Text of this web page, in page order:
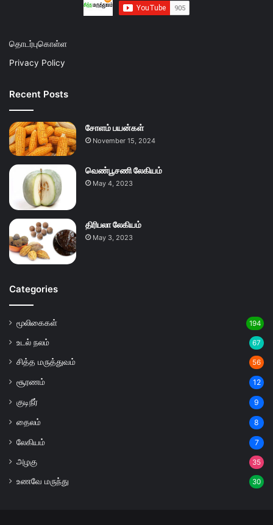
தொடர்புகொள்ள
Privacy Policy
Recent Posts
சோளம் பயன்கள்
November 15, 2024
வெண்பூசணி லேகியம்
May 4, 2023
திரிபலா லேகியம்
May 3, 2023
Categories
மூலிகைகள் 194
உடல் நலம் 67
சித்த மருத்துவம் 56
சூரணம் 12
குடிநீர் 9
தைலம் 8
லேகியம் 7
அழகு 35
உணவே மருந்து 30